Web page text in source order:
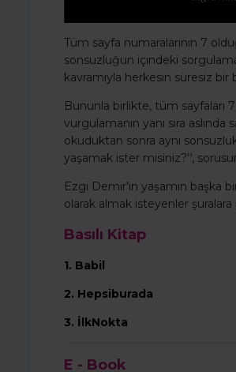
Tüm sayfa numaralarının 7
sonsuzluğun içindeki
kavramıyla herkesin süresiz
Bununla birlikte, tüm sayfaları
vurgulamanın yanı sıra aslında
okuduktan sonra aynı
yaşamak ister misiniz?'',
Ezgi Demir'in yaşamın başka
olarak almak isteyenler
Basılı Kitap
1. Babil
2. Hepsiburada
3. İlkNokta
E - Book